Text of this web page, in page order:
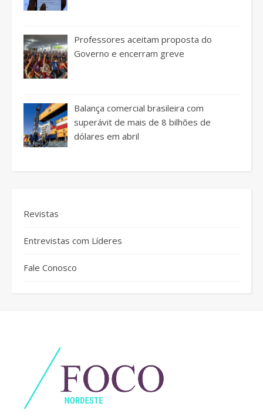
Professores aceitam proposta do
Governo e encerram greve
Balança comercial brasileira com
superávit de mais de 8 bilhões de
dólares em abril
Revistas
Entrevistas com Líderes
Fale Conosco